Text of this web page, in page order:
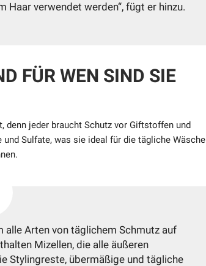
verwendet werden“, fügt er hinzu.
FÜR WEN SIND SIE
denn jeder braucht Schutz vor Giftstoffen und
Sulfate, was sie ideal für die tägliche Wäsche
alle Arten von täglichem Schmutz auf
Mizellen, die alle äußeren
Stylingreste, übermäßige und tägliche